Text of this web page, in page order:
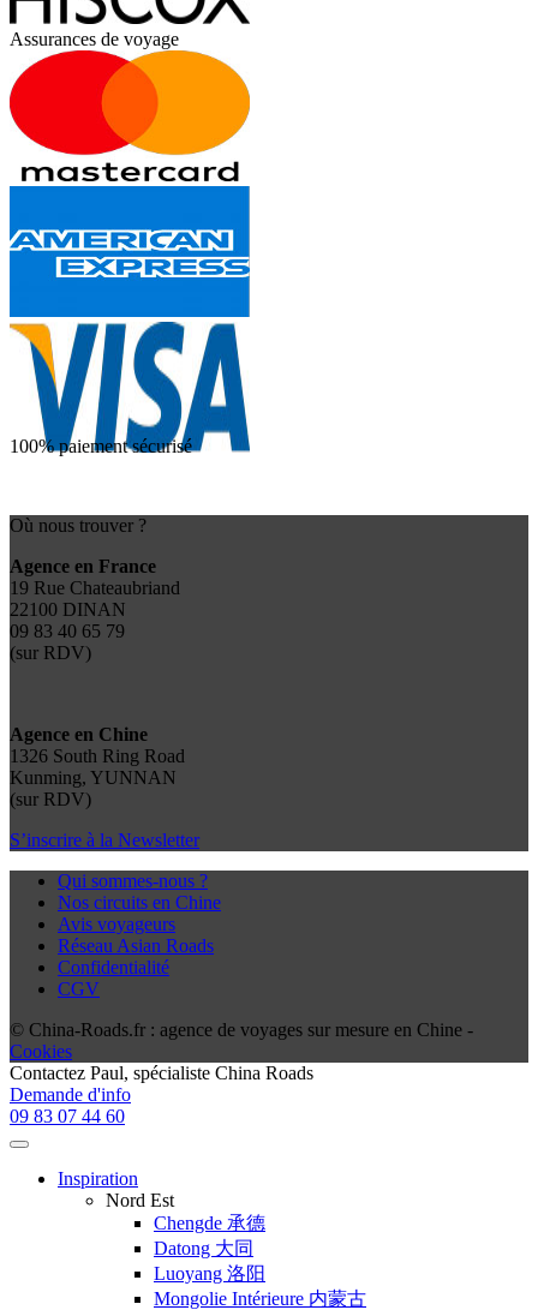
Assurances de voyage
100% paiement sécurisé
Où nous trouver ?
Agence en France
19 Rue Chateaubriand
22100 DINAN
09 83 40 65 79
(sur RDV)
Agence en Chine
1326 South Ring Road
Kunming, YUNNAN
(sur RDV)
S’inscrire à la Newsletter
Qui sommes-nous ?
Nos circuits en Chine
Avis voyageurs
Réseau Asian Roads
Confidentialité
CGV
© China-Roads.fr : agence de voyages sur mesure en Chine -
Cookies
Contactez Paul, spécialiste China Roads
Demande d'info
09 83 07 44 60
Inspiration
Nord Est
Chengde 承德
Datong 大同
Luoyang 洛阳
Mongolie Intérieure 内蒙古